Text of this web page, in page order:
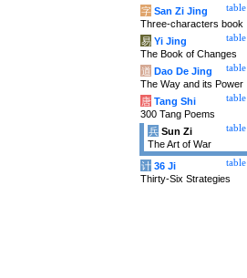
table
字 San Zi Jing
Three-characters book
table
易 Yi Jing
The Book of Changes
table
道 Dao De Jing
The Way and its Power
table
唐 Tang Shi
300 Tang Poems
table
兵 Sun Zi
The Art of War
table
计 36 Ji
Thirty-Six Strategies